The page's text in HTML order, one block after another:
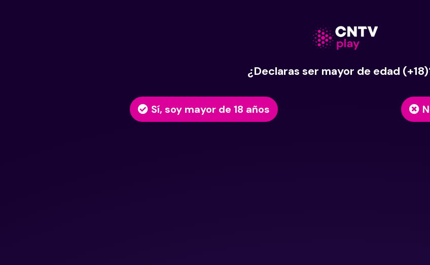
¿Declaras ser mayor de edad
Sí, soy mayor de 18 años